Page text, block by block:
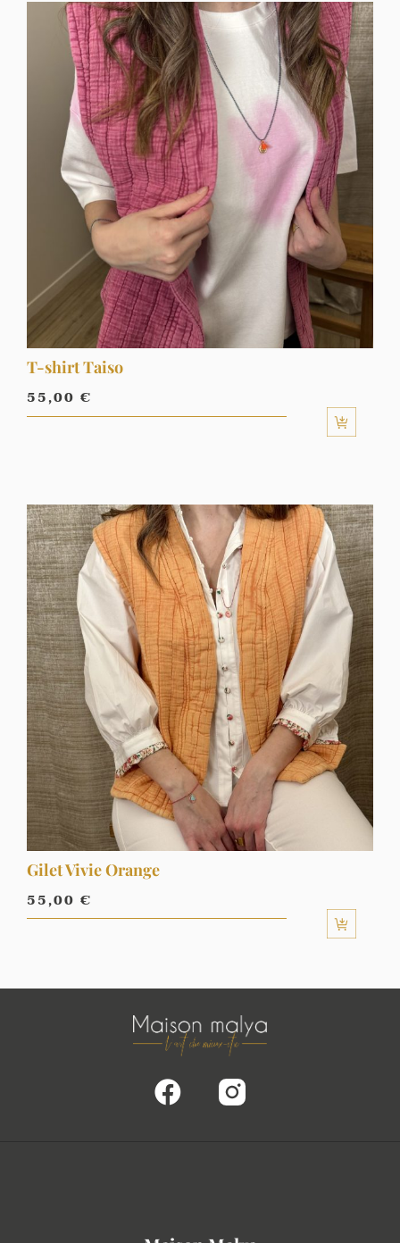
T-shirt Taiso
55,00 €
Gilet Vivie Orange
55,00 €